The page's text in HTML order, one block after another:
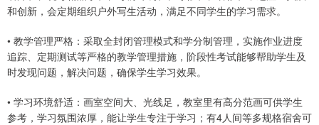
和创新，会定期组织户外写生活动，满足不同学生的学习需求。
• 教学管理严格：采取全封闭管理模式和学分制管理，实施作业进度
追踪、定期测试等严格的教学管理措施，阶段性考试能够帮助学生及
时发现问题，解决问题，确保学生学习效果。
• 学习环境舒适：画室空间大、光线足，教室里有高分范画可供学生
参考，学习氛围浓厚，能让学生专注于学习；有4人间等多规格宿舍可